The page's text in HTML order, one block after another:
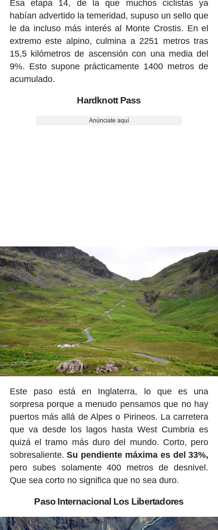
Esa etapa 14, de la que muchos ciclistas ya
habían advertido la temeridad, supuso un sello que
le da incluso más interés al Monte Crostis. En el
extremo este alpino, culmina a 2251 metros tras
15,5 kilómetros de ascensión con una media del
9%. Esto supone prácticamente 1400 metros de
acumulado.
Hardknott Pass
Anúnciate aquí
Este paso está en Inglaterra, lo que es una
sorpresa porque a menudo pensamos que no hay
puertos más allá de Alpes o Pirineos. La carretera
que va desde los lagos hasta West Cumbria es
quizá el tramo más duro del mundo. Corto, pero
sobresaliente.Su pendiente máxima es del 33%,
pero subes solamente 400 metros de desnivel.
Que sea corto no significa que no sea duro.
Paso Internacional Los Libertadores